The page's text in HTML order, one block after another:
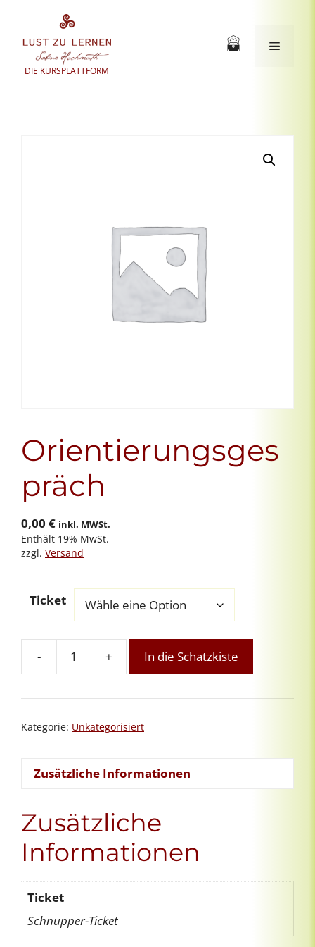
springen
DIE KURSPLATTFORM
Menü
Orientierungsges
präch
0,00 € inkl. MWSt.
Enthält 19% MwSt.
zzgl. Versand
Ticket
-
Orientierungsgespräch
+ In die Schatzkiste
Kategorie: Unkategorisiert
Zusätzliche Informationen
Zusätzliche
Informationen
Ticket
Schnupper-Ticket